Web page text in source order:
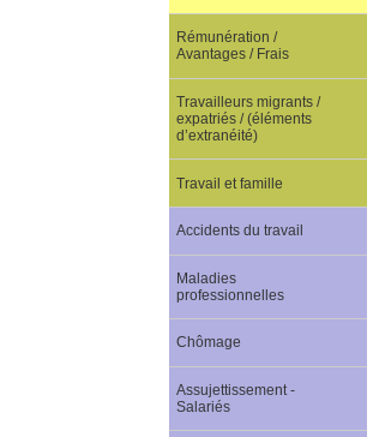
Rémunération /
Avantages / Frais
Travailleurs migrants /
expatriés / (éléments
d’extranéité)
Travail et famille
Accidents du travail
Maladies
professionnelles
Chômage
Assujettissement -
Salariés